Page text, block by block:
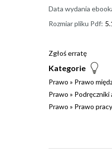
Data wydania
Rozmiar pliku Pdf:
Zgłoś erratę
Kategorie
Prawo » Prawo
Prawo » Podręczniki
Prawo » Prawo